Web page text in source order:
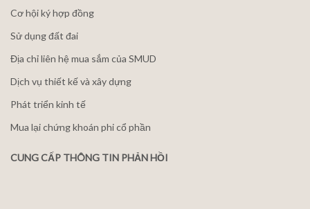
Cơ hội ký hợp đồng
Sử dụng đất đai
Địa chỉ liên hệ mua sắm của SMUD
Dịch vụ thiết kế và xây dựng
Phát triển kinh tế
Mua lại chứng khoán phi cổ phần
CUNG CẤP THÔNG TIN PHẢN HỒI